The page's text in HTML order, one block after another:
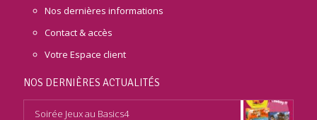
Nos dernières informations
Contact & accès
Votre Espace client
NOS DERNIÈRES ACTUALITÉS
Soirée Jeux au Basics4